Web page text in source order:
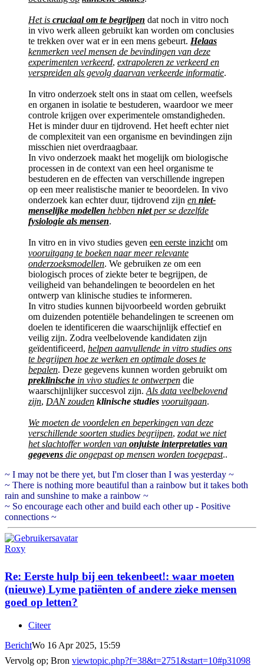
Het is cruciaal om te begrijpen dat noch in vitro noch
in vivo werk alleen gebruikt kan worden om conclusies
te trekken over wat er in een mens gebeurt. Helaas
kenmerken veel mensen de bevindingen van deze
experimenten verkeerd, extrapoleren ze verkeerd en
verspreiden als gevolg daarvan verkeerde informatie.
In vitro onderzoek stelt ons in staat om cellen, weefsels
en organen in isolatie te bestuderen, waardoor we meer
controle krijgen over experimentele omstandigheden.
Het is minder duur en tijdrovend. Het heeft echter niet
de complexiteit van een organisme en bevindingen zijn
misschien niet overdraagbaar.
In vivo onderzoek maakt het mogelijk om biologische
processen in de context van een heel organisme te
bestuderen en de effecten van verschillende ingrepen
op een meer realistische manier te beoordelen. In vivo
onderzoek kan echter duur, tijdrovend zijn en niet-
menselijke modellen hebben nietper se dezelfde
fysiologie als mensen.
In vitro en in vivo studies geven een eerste inzicht om
vooruitgang te boeken naar meer relevante
onderzoeksmodellen. We gebruiken ze om een
biologisch proces of ziekte beter te begrijpen, de
veiligheid van behandelingen te beoordelen en het
ontwerp van klinische studies te informeren.
In vitro studies kunnen bijvoorbeeld worden gebruikt
om duizenden potentiële behandelingen te screenen om
doelen te identificeren die waarschijnlijk effectief en
veilig zijn. Zodra veelbelovende kandidaten zijn
geïdentificeerd, helpen aanvullende in vitro studies ons
te begrijpen hoe ze werken en optimale doses te
bepalen. Deze gegevens kunnen worden gebruikt om
preklinische in vivo studies te ontwerpen die
waarschijnlijker succesvol zijn. Als data veelbelovend
zijn, DAN zouden klinische studies vooruitgaan.
We moeten de voordelen en beperkingen van deze
verschillende soorten studies begrijpen, zodat we niet
het slachtoffer worden van onjuiste interpretaties van
gegevens die ongepast op mensen worden toegepast..
~ I may not be there yet, but I'm closer than I was yesterday ~
~ There is nothing more beautiful than a rainbow but it takes both
rain and sunshine to make a rainbow ~
~ So encourage each other and build each other up - Positive
connections ~
Roxy
Re: Eerste hulp bij een tekenbeet!: waar moeten
(nieuwe) Lyme patiënten of andere zieke mensen
goed op letten?
Citeer
BerichtWo 16 Apr 2025, 15:59
Vervolg op; Bron viewtopic.php?f=38&t=2751&start=10#p31098